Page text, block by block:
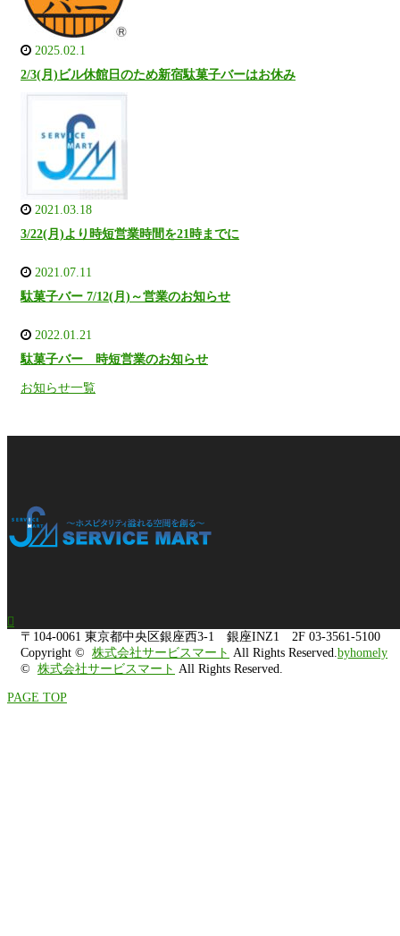
2025.02.1
2/3(月)ビル休館日のため新宿駄菓子バーはお休み
2021.03.18
3/22(月)より時短営業時間を21時までに
2021.07.11
駄菓子バー 7/12(月)～営業のお知らせ
2022.01.21
駄菓子バー 時短営業のお知らせ
お知らせ一覧

〒104-0061 東京都中央区銀座西3-1 銀座INZ1 2F 03-3561-5100
Copyright © 株式会社サービスマート All Rights Reserved. byhomely
© 株式会社サービスマート All Rights Reserved.
PAGE TOP